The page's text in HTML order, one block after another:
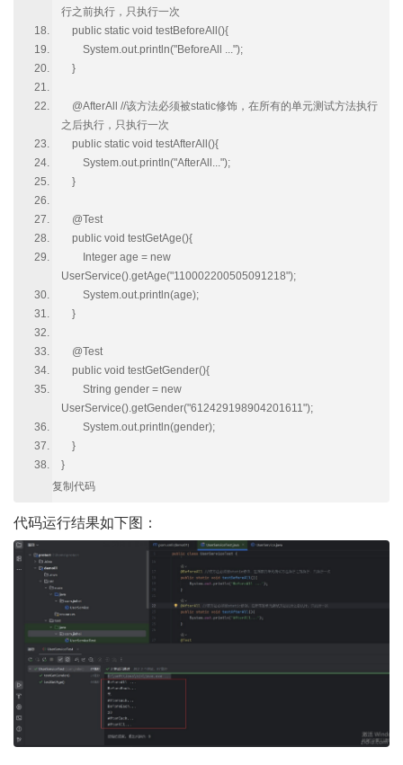
行之前执行，只执行一次
public static void testBeforeAll(){
System.out.println("BeforeAll ...");
}
@AfterAll //该方法必须被static修饰，在所有的单元测试方法执行
之后执行，只执行一次
public static void testAfterAll(){
System.out.println("AfterAll...");
}
@Test
public void testGetAge(){
Integer age = new
UserService().getAge("110002200505091218");
System.out.println(age);
}
@Test
public void testGetGender(){
String gender = new
UserService().getGender("612429198904201611");
System.out.println(gender);
}
}
复制代码
代码运行结果如下图：